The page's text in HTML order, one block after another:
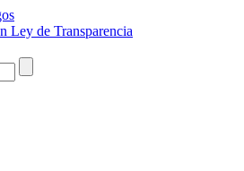
Ley de Transparencia